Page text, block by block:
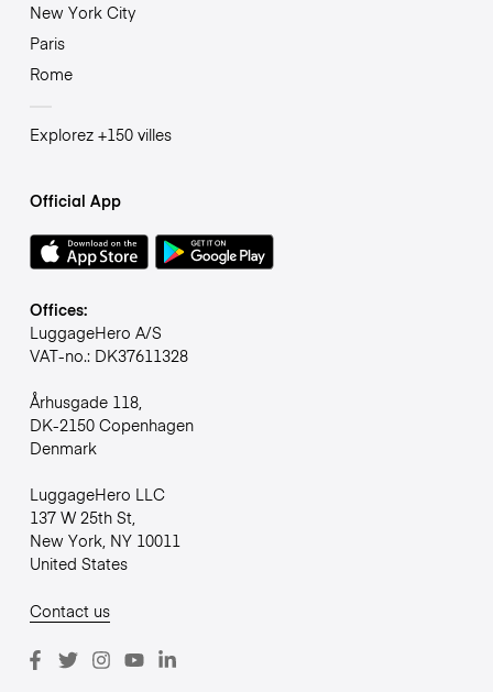
New York City
Paris
Rome
Explorez +150 villes
Official App
Offices:
LuggageHero A/S
VAT-no.: DK37611328
Århusgade 118,
DK-2150 Copenhagen
Denmark
LuggageHero LLC
137 W 25th St,
New York, NY 10011
United States
Contact us